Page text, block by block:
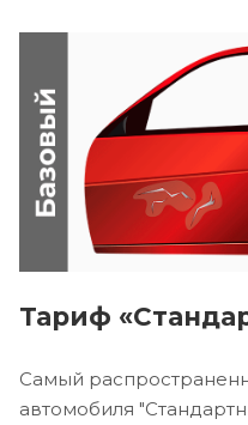
Тариф
Самый
автомобиля